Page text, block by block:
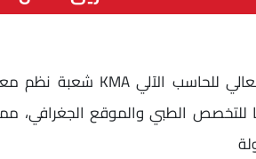
للتخصص الطبي والموقع